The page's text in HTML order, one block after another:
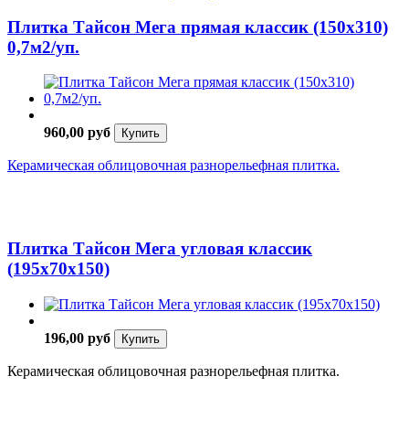
Плитка Тайсон Мега прямая классик (150х310)
0,7м2/уп.
960,00 руб Купить
Керамическая облицовочная разнорельефная плитка.
Плитка Тайсон Мега угловая классик
(195х70х150)
196,00 руб Купить
Керамическая облицовочная разнорельефная плитка.